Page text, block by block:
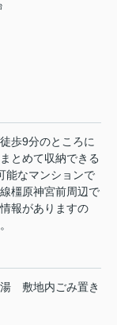
歩9分のところに
とめて収納できる
能なマンションで
橿原神宮前周辺で
報がありますの
敷地内ごみ置き